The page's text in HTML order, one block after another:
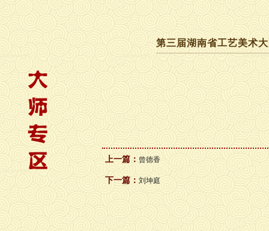
第三届湖南省工艺美术
上一篇： 曾德香
下一篇： 刘坤庭